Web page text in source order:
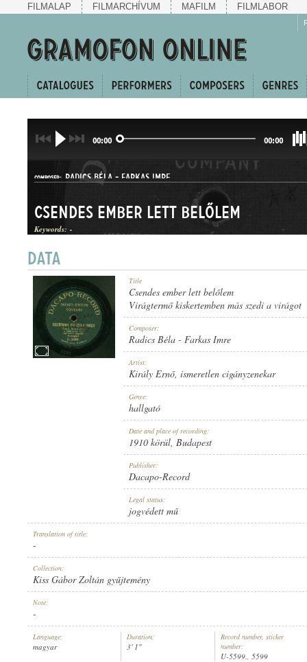
FILMALAP FILMARCHÍVUM MAFILM FILMLABOR
00:00 00:00
COMPOSER: RADICS BÉLA - FARKAS IMRE
GENRE: HALLGATÓ
DACAPO-RECORD
U-5599.
Csendes ember lett belőlem
Keywords: -
Title
Csendes ember lett belőlem
Virágtermő kiskertemben más szedi a virágot
Composer:
Radics Béla - Farkas Imre
Artist:
Király Ernő, ismeretlen cigányzenekar
Genre:
hallgató
Date and place of recording:
1910 körül, Budapest
Publisher:
Dacapo-Record
Legal status:
jogvédett mű
Translation of title:
-
Collection:
Kiss Gábor Zoltán gyűjtemény
Note:
-
Language:
magyar
Duration:
3' 1"
Record number, sticker
number:
U-5599., 5599